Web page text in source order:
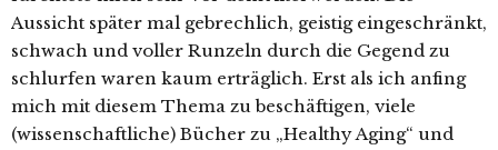
Aussicht später mal gebrechlich, geistig eingeschränkt,
schwach und voller Runzeln durch die Gegend zu
schlurfen waren kaum erträglich. Erst als ich anfing
mich mit diesem Thema zu beschäftigen, viele
(wissenschaftliche) Bücher zu „Healthy Aging“ und